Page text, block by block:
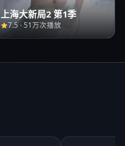
上海大新局2 第1季
7.5· 51万次播放